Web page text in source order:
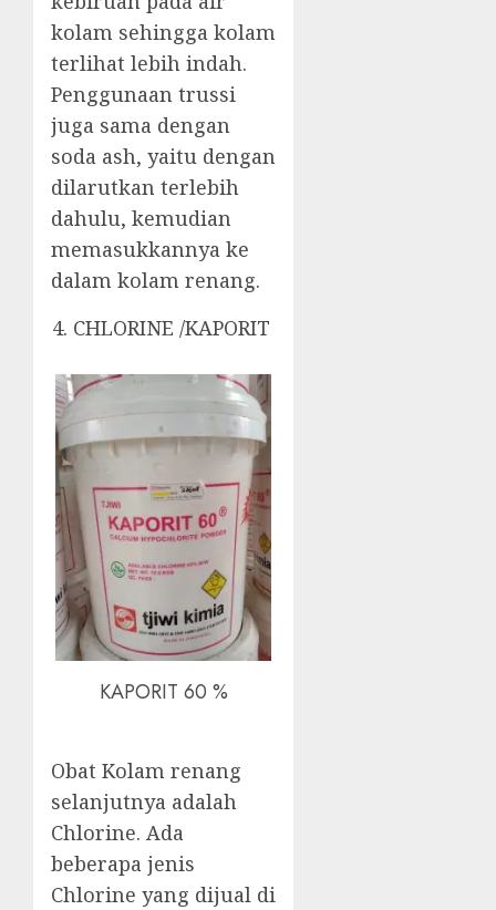
kolam sehingga kolam
terlihat lebih indah.
Penggunaan trussi
juga sama dengan
soda ash, yaitu dengan
dilarutkan terlebih
dahulu, kemudian
memasukkannya ke
dalam kolam renang.
CHLORINE /KAPORIT
KAPORIT 60 %
Obat Kolam renang
selanjutnya adalah
Chlorine. Ada
beberapa jenis
Chlorine yang dijual di